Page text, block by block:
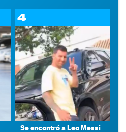
4
Se encontró a Leo Messi